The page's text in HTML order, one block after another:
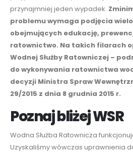
przynajmniej jeden wypadek.
problemu wymaga podjęcia
obejmujących edukację,
ratownictwo. Na takich filarach
Wodnej Służby Ratowniczej –
do wykonywania ratownictwa
decyzji Ministra Spraw
29/2015 z dnia 8 grudnia 2015 r.
Poznaj bliżej WSR
Wodna Służba Ratownicza
Uzyskaliśmy wówczas uprawnienia